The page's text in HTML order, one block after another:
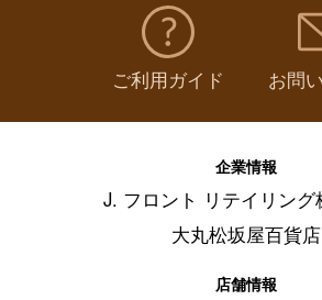
ご利用ガイド お問
企業情報
J. フロント リテイリング
大丸松坂屋百貨店
店舗情報